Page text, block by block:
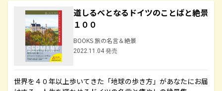
道しるべとなるドイツのことばと絶景
１００
BOOKS 旅の名言＆絶景
2022.11.04 発売
世界を４０年以上歩いてきた「地球の歩き方」があなたにお届